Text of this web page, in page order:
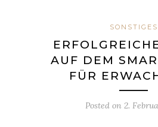
SONSTIGES
AUF DEM
FÜR
Posted on 2.